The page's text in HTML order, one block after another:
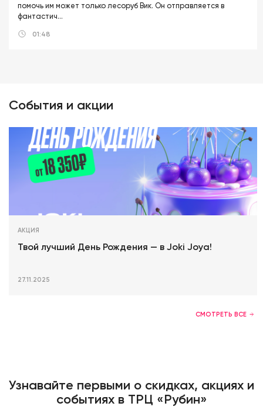
помочь им может только лесоруб Вик. Он отправляется в
фантастич…
01:48
События и акции
АКЦИЯ
Твой лучший День Рождения — в Joki Joya!
27.11.2025
СМОТРЕТЬ ВСЕ
Узнавайте первыми о скидках, акциях и
событиях в ТРЦ «Рубин»